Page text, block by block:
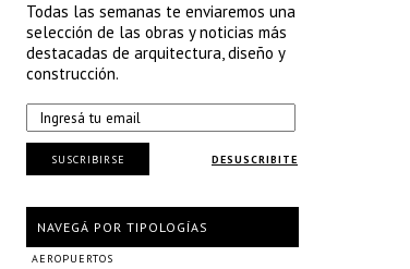
Todas las semanas te enviaremos una
selección de las obras y noticias más
destacadas de arquitectura, diseño y
construcción.
DESUSCRIBITE
SUSCRIBIRSE
NAVEGÁ POR TIPOLOGÍAS
AEROPUERTOS